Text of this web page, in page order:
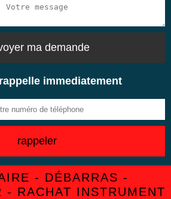
immediatement
- DÉBARRAS -
- RACHAT INSTRUMENT